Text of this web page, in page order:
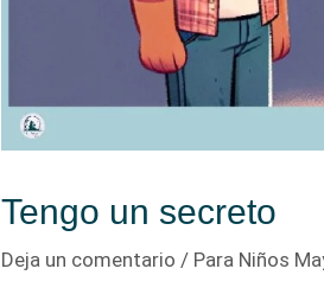
Tengo un secreto
Deja un comentario / Para Niños